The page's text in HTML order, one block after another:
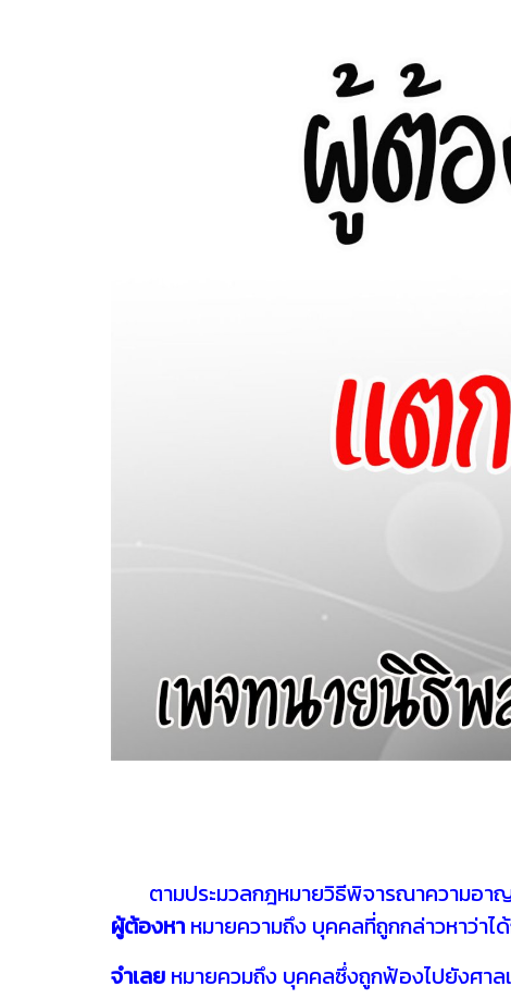
ตามประมวลกฎหมายวิธีพิจารณาความอาญ
ผู้ต้องหา หมายความถึง บุคคลที่ถูกกล่าวหาว่า
จำเลย หมายควมถึง บุคคลซึ่งถูกฟ้องไปยังศาล